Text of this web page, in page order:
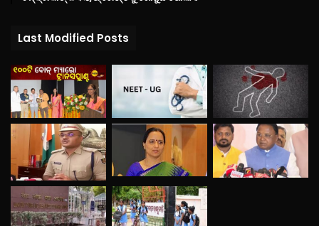
Last Modified Posts